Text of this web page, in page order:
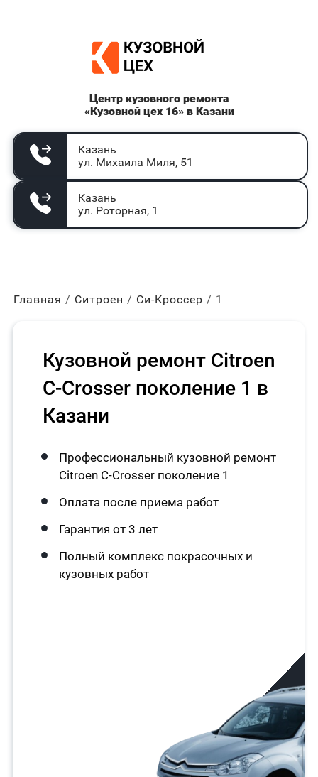
Центр кузовного ремонта
«Кузовной цех 16» в Казани
Казань
ул. Михаила Миля, 51
Казань
ул. Роторная, 1
Главная Ситроен Си-Кроссер 1
Кузовной ремонт Citroen
C-Crosser поколение 1 в
Казани
Профессиональный кузовной ремонт
Citroen C-Crosser поколение 1
Оплата после приема работ
Гарантия от 3 лет
Полный комплекс покрасочных и
кузовных работ